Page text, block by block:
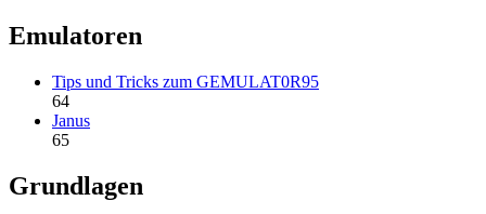
Emulatoren
Tips und Tricks zum GEMULAT0R95
64
Janus
65
Grundlagen